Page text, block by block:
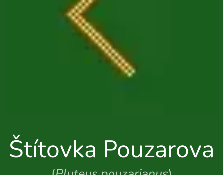
Štítovka Pouzarova